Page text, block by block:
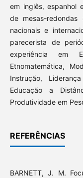
em inglês, espanhol
de mesas-redondas
nacionais e
parecerista de
experiência em
Etnomatemática,
Instrução,
Educação a
Produtividade em
REFERÊNCIAS
BARNETT, J. M.